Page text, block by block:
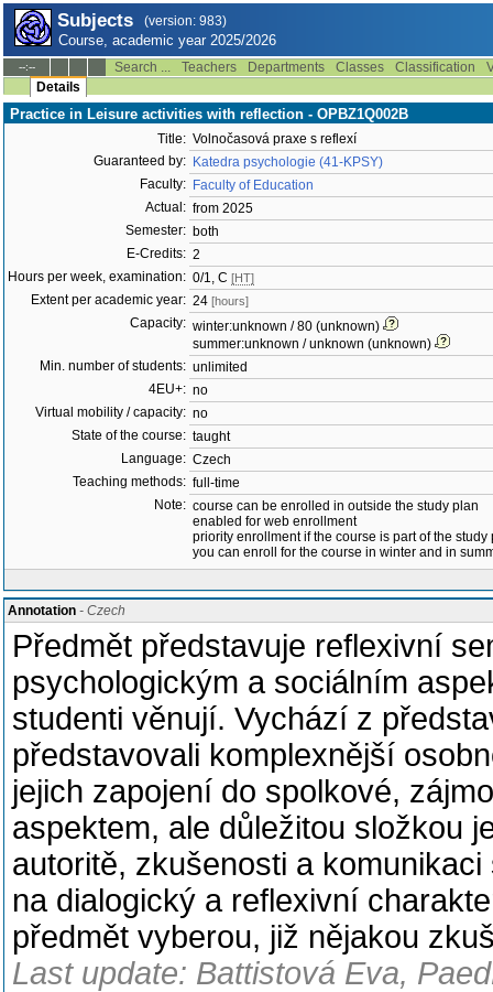
Subjects (version: 983)
Course, academic year 2025/2026
--:-- Search ... Teachers Departments Classes Classification
Details
Practice in Leisure activities with reflection - OPBZ1Q002B
Title: Volnočasová praxe s reflexí
Guaranteed by: Katedra psychologie (41-KPSY)
Faculty: Faculty of Education
Actual: from 2025
Semester: both
E-Credits: 2
Hours per week, examination: 0/1, C [HT]
Extent per academic year: 24 [hours]
Capacity: winter:unknown / 80 (unknown)
summer:unknown / unknown (unknown)
Min. number of students: unlimited
4EU+: no
Virtual mobility / capacity: no
State of the course: taught
Language: Czech
Teaching methods: full-time
Note: course can be enrolled in outside the study plan
enabled for web enrollment
priority enrollment if the course is part of the study
you can enroll for the course in winter and in
Annotation - Czech
Předmět představuje reflexivní
psychologickým a sociálním
studenti věnují. Vychází z
představovali komplexnější
jejich zapojení do spolkové,
aspektem, ale důležitou složkou
autoritě, zkušenosti a
na dialogický a reflexivní
předmět vyberou, již nějakou
Last update: Battistová Eva,